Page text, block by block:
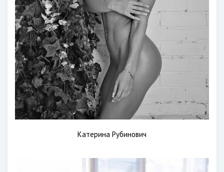
Катерина Рубинович